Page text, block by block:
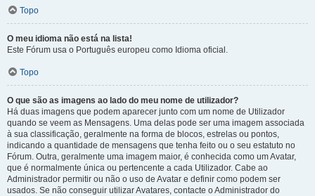
Topo
O meu idioma não está na lista!
Este Fórum usa o Português europeu como Idioma oficial.
Topo
O que são as imagens ao lado do meu nome de utilizador?
Há duas imagens que podem aparecer junto com um nome de Utilizador
quando se veem as Mensagens. Uma delas pode ser uma imagem associada
à sua classificação, geralmente na forma de blocos, estrelas ou pontos,
indicando a quantidade de mensagens que tenha feito ou o seu estatuto no
Fórum. Outra, geralmente uma imagem maior, é conhecida como um Avatar,
que é normalmente única ou pertencente a cada Utilizador. Cabe ao
Administrador permitir ou não o uso de Avatar e definir como podem ser
usados. Se não conseguir utilizar Avatares, contacte o Administrador do